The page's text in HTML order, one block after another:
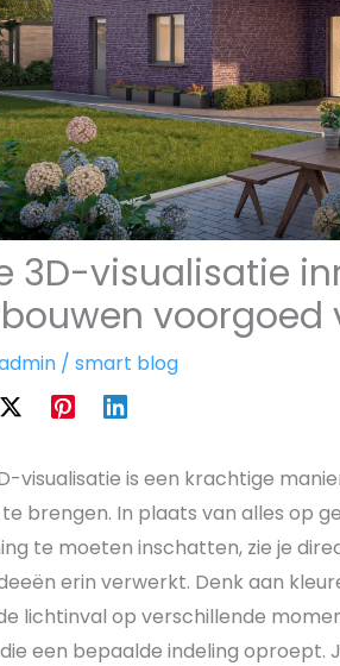
3D-visualisatie
voorgoed
/ smart blog
visualisatie is een krachtige
brengen. In plaats van alles op
te moeten inschatten, zie je
erin verwerkt. Denk aan
lichtinval op verschillende
een bepaalde indeling oproept.